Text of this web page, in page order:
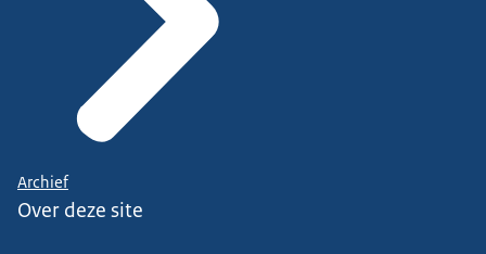
Archief
Over deze site